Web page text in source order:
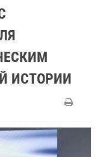
ИСТОРИИ